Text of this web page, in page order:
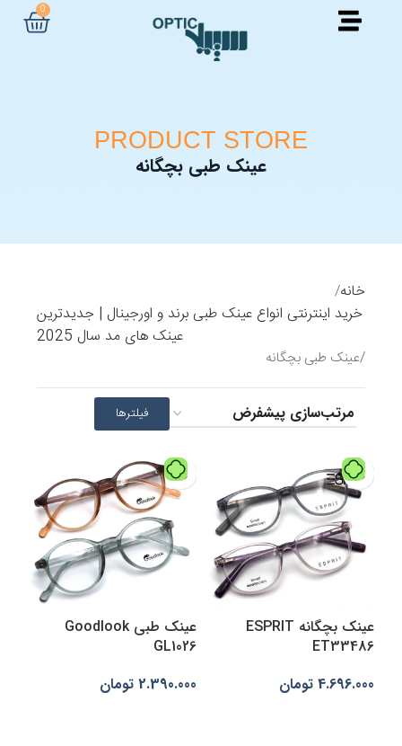
0
PRODUCT STORE
عینک طبی بچگانه
خانه
خرید اینترنتی انواع عینک طبی برند و اورجینال | جدیدترین
عینک های مد سال 2025
عینک طبی بچگانه
فیلترها
عینک بچگانه ESPRIT
ET33486
4.696.000 تومان
عینک طبی Goodlook
GL1026
2.390.000 تومان